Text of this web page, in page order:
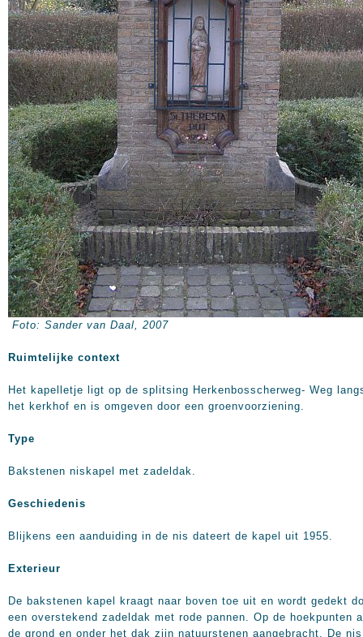
Foto: Sander van Daal, 2007
Ruimtelijke context
Het kapelletje ligt op de splitsing Herkenbosscherweg- Weg
het kerkhof en is omgeven door een groenvoorziening.
Type
Bakstenen niskapel met zadeldak.
Geschiedenis
Blijkens een aanduiding in de nis dateert de kapel uit 1955.
Exterieur
De bakstenen kapel kraagt naar boven toe uit en wordt gedekt
een overstekend zadeldak met rode pannen. Op de hoekpunten
de grond en onder het dak zijn natuurstenen aangebracht. De nis